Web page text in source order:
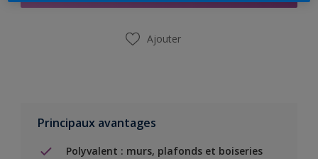
Ajouter
Principaux avantages
Polyvalent : murs, plafonds et boiseries